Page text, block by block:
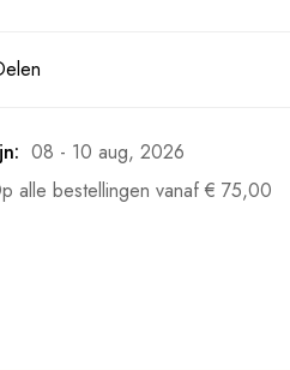
08 - 10 aug, 2026
alle bestellingen vanaf € 75,00